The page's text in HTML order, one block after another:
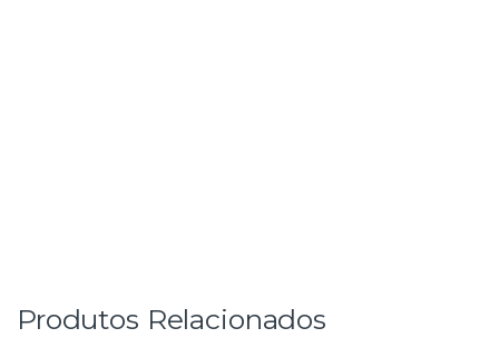
Produtos Relacionados